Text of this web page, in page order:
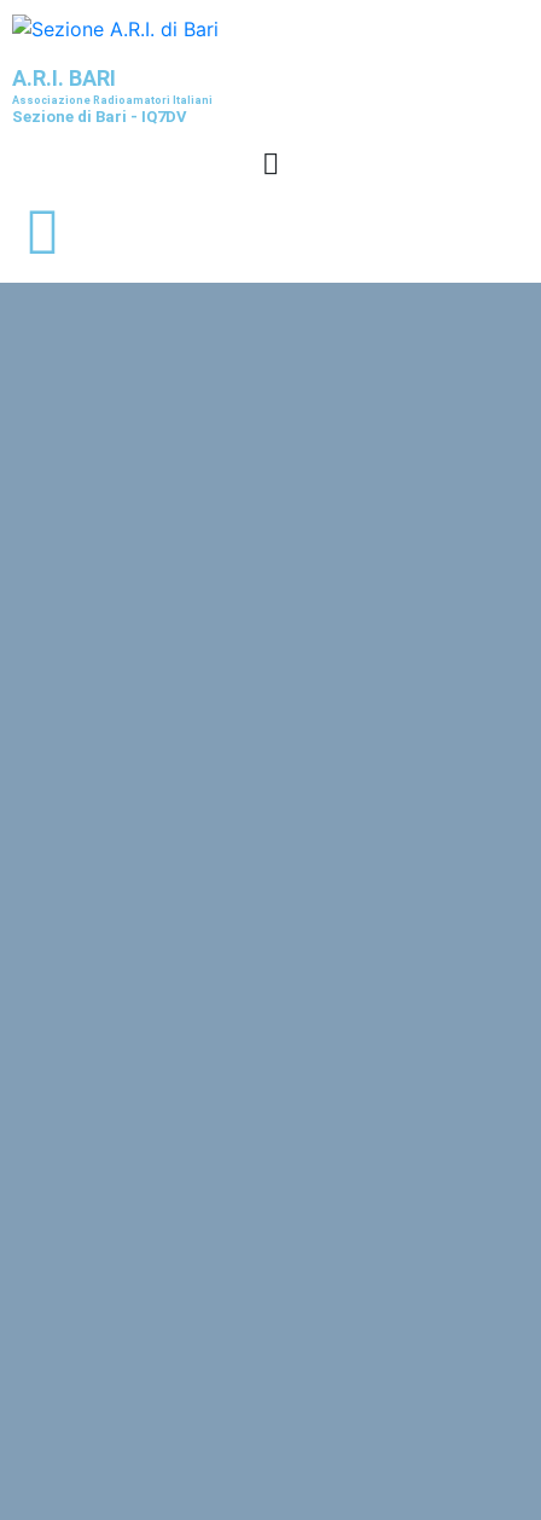
A.R.I. BARI
Associazione Radioamatori Italiani
Sezione di Bari - IQ7DV